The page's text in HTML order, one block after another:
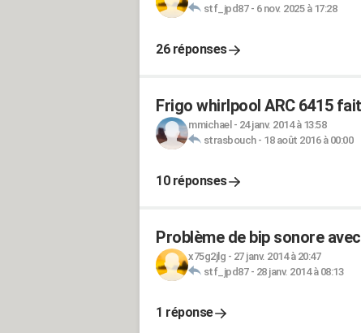
stf_jpd87- 6 nov. 2025 à 17:28
26 réponses
Frigo whirlpool ARC 6415
mmichael - 24 janv. 2014 à 13:58
strasbouch- 18 août 2016 à 00:00
10 réponses
Problème de bip sonore
x75g2jlg - 27 janv. 2014 à 20:47
stf_jpd87- 28 janv. 2014 à 08:13
1 réponse